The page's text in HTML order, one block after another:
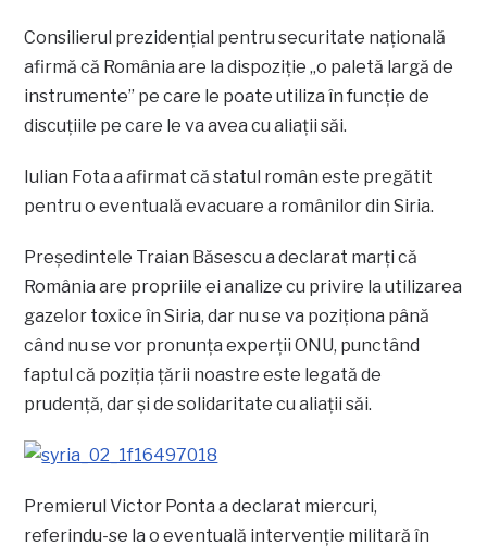
Consilierul prezidenţial pentru securitate naţională
afirmă că România are la dispoziţie „o paletă largă de
instrumente” pe care le poate utiliza în funcţie de
discuţiile pe care le va avea cu aliaţii săi.
Iulian Fota a afirmat că statul român este pregătit
pentru o eventuală evacuare a românilor din Siria.
Preşedintele Traian Băsescu a declarat marţi că
România are propriile ei analize cu privire la utilizarea
gazelor toxice în Siria, dar nu se va poziţiona până
când nu se vor pronunţa experţii ONU, punctând
faptul că poziţia ţării noastre este legată de
prudenţă, dar şi de solidaritate cu aliaţii săi.
Premierul Victor Ponta a declarat miercuri,
referindu-se la o eventuală intervenţie militară în